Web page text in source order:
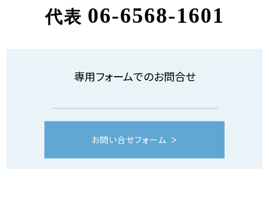
代表 06-6568-1601
専用フォームでのお問合せ
お問い合せフォーム